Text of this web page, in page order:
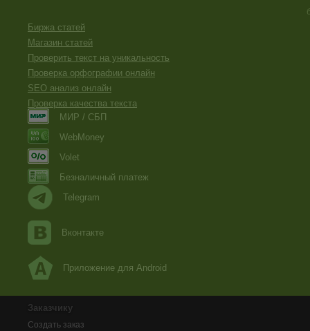
Биржа статей
Магазин статей
Проверить текст на уникальность
Проверка орфографии онлайн
SEO анализ онлайн
Проверка качества текста
МИР / СБП
WebMoney
Volet
Безналичный платеж
Telegram
Вконтакте
Приложение для Android
Заказчику
Создать заказ